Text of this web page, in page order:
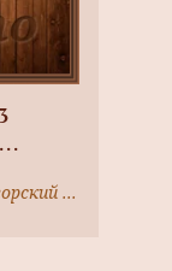
Московская область, Солнечногорский район, г. Солнечногорск